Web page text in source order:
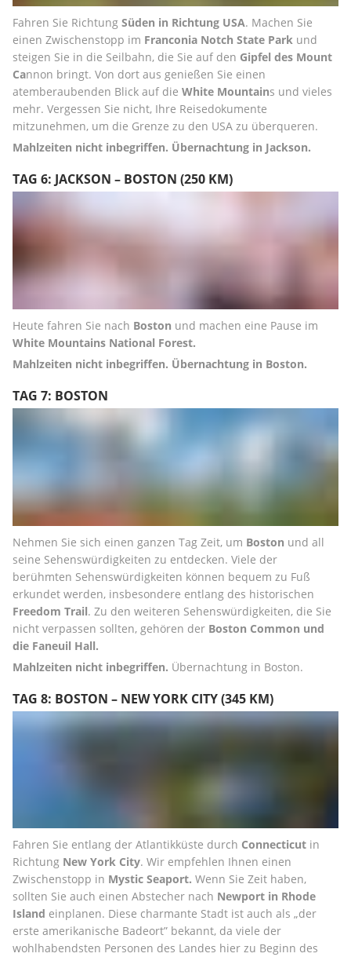
Fahren Sie Richtung Süden in Richtung USA. Machen Sie
einen Zwischenstopp im Franconia Notch State Park und
steigen Sie in die Seilbahn, die Sie auf den Gipfel des Mount
Cannon bringt. Von dort aus genießen Sie einen
atemberaubenden Blick auf die White Mountains und vieles
mehr. Vergessen Sie nicht, Ihre Reisedokumente
mitzunehmen, um die Grenze zu den USA zu überqueren.
Mahlzeiten nicht inbegriffen. Übernachtung in Jackson.
TAG 6: JACKSON – BOSTON (250 KM)
Heute fahren Sie nach Boston
White Mountains National Forest.
Mahlzeiten nicht inbegriffen. Übernachtung in Boston.
TAG 7: BOSTON
Nehmen Sie sich einen ganzen Tag Zeit, um Boston und all
seine Sehenswürdigkeiten zu entdecken. Viele der
berühmten Sehenswürdigkeiten können bequem zu Fuß
Freedom Trail. Zu den weiteren Sehenswürdigkeiten, die Sie
nicht verpassen sollten, gehören der Boston Common und
die Faneuil Hall.
Mahlzeiten nicht inbegriffen. Übernachtung in Boston.
TAG 8: BOSTON – NEW YORK CITY (345 KM)
Fahren Sie entlang der Atlantikküste durch Connecticut in
Richtung New York City. Wir empfehlen Ihnen einen
Zwischenstopp in Mystic Seaport. Wenn Sie Zeit haben,
sollten Sie auch einen Abstecher nach Newport in Rhode
Island einplanen. Diese charmante Stadt ist auch als „der
erste amerikanische Badeort” bekannt, da viele der
wohlhabendsten Personen des Landes hier zu Beginn des